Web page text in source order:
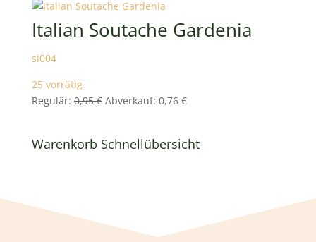
0,95 €
Italian Soutache Gardenia
si004
25 vorrätig
Regulär: 0,95€ Ursprünglicher
0,95 €
Abverkauf: 0,76 €Aktueller
0,76 €.
Warenkorb Schnellübersicht